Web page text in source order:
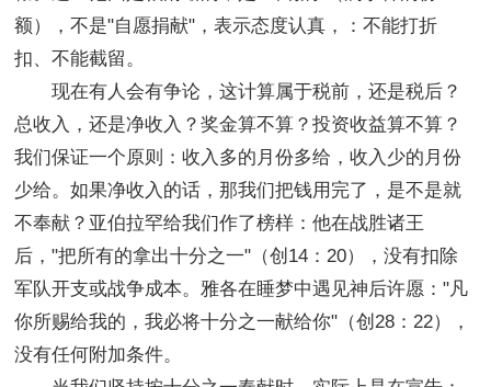
额），不是"自愿捐献"，表示态度认真，：不能打折
扣、不能截留。
现在有人会有争论，这计算属于税前，还是税后？
总收入，还是净收入？奖金算不算？投资收益算不算？
我们保证一个原则：收入多的月份多给，收入少的月份
少给。如果净收入的话，那我们把钱用完了，是不是就
不奉献？亚伯拉罕给我们作了榜样：他在战胜诸王
后，"把所有的拿出十分之一"（创14：20），没有扣除
军队开支或战争成本。雅各在睡梦中遇见神后许愿："凡
你所赐给我的，我必将十分之一献给你"（创28：22），
没有任何附加条件。